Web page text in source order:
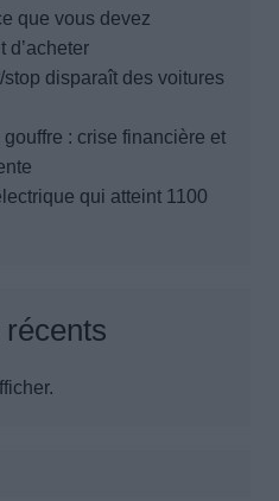
que vous devez
d’acheter
disparaît des voitures
: crise financière et
qui atteint 1100